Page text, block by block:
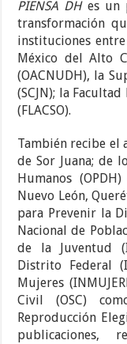
PIENSA DHes un
transformación
instituciones
México del Alto
(OACNUDH), la
(SCJN); la
(FLACSO).
También recibe el
de Sor Juana; de
Humanos
Nuevo León,
para Prevenir la
Nacional de
de la Juventud
Distrito Federal
Mujeres
Civil (OSC)
Reproducción
publicaciones,